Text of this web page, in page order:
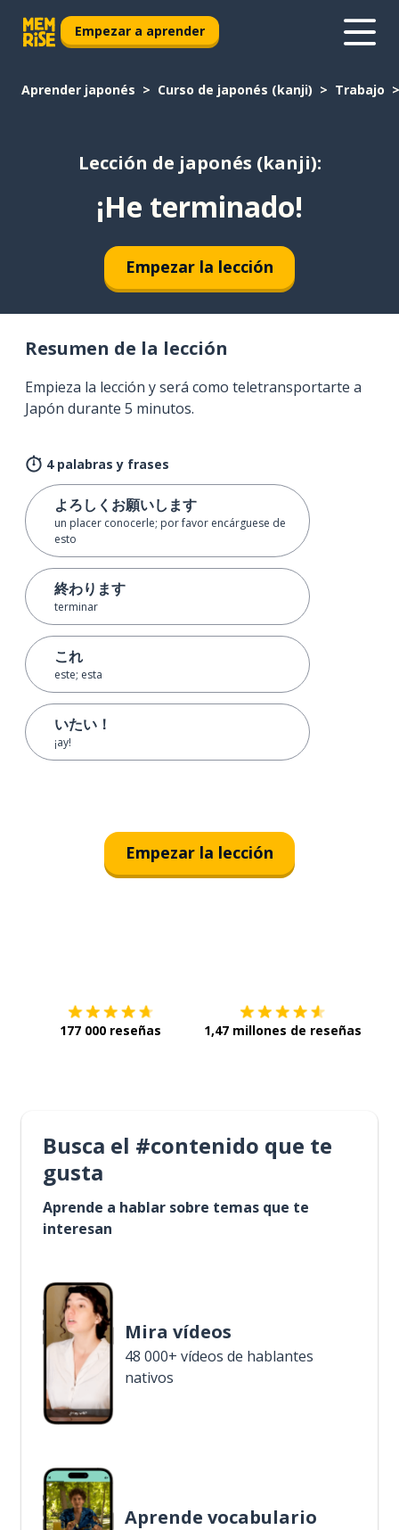
Empezar a aprender
Aprender japonés Curso de japonés (kanji) Trabajo
Lección de japonés (kanji):
¡He terminado!
Empezar la lección
Resumen de la lección
Empieza la lección y será como teletransportarte a
Japón durante 5 minutos.
4 palabras y frases
よろしくお願いします
un placer conocerle; por favor encárguese de
esto
終わります
terminar
これ
este; esta
いたい！
¡ay!
Empezar la lección
177 000 reseñas 1,47 millones de reseñas
Busca el #contenido que te
gusta
Aprende a hablar sobre temas que te
interesan
Mira vídeos
48 000+ vídeos de hablantes
nativos
Aprende vocabulario